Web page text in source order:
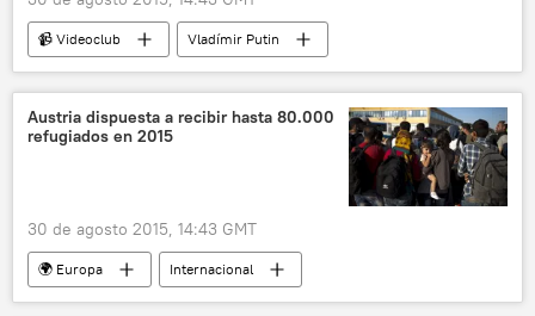
📹 Videoclub
Vladímir Putin
Dmitri Medvédev
Rusia
Austria dispuesta a recibir hasta 80.000
refugiados en 2015
30 de agosto 2015, 14:43 GMT
🌍 Europa
Internacional
Problema de refugiados en la UE
Austria